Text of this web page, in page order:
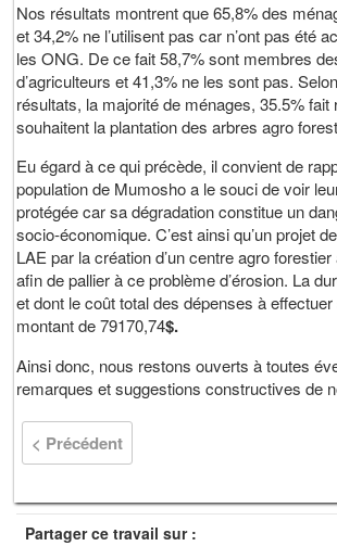
Nos résultats montrent que 65,8% des
et 34,2% ne l’utilisent pas car n’ont pas été
les ONG. De ce fait 58,7% sont membres
d’agriculteurs et 41,3% ne les sont pas.
résultats, la majorité de ménages, 35.5% fait
souhaitent la plantation des arbres agro
Eu égard à ce qui précède, il convient de
population de Mumosho a le souci de voir
protégée car sa dégradation constitue un
socio-économique. C’est ainsi qu’un projet
LAE par la création d’un centre agro
afin de pallier à ce problème d’érosion. La
et dont le coût total des dépenses à
montant de 79170,74$.
Ainsi donc, nous restons ouverts à toutes
remarques et suggestions constructives de
< Précédent
Partager ce travail sur :